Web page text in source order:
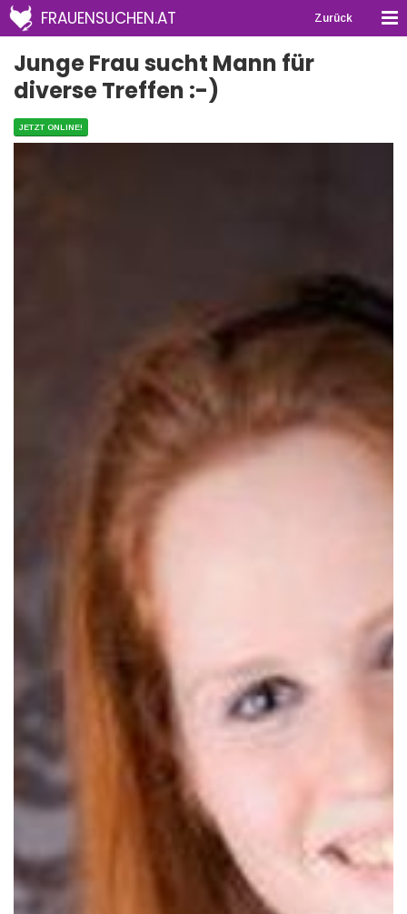
FRAUENSUCHEN.AT Zurück
Junge Frau sucht Mann für
diverse Treffen :-)
JETZT ONLINE!